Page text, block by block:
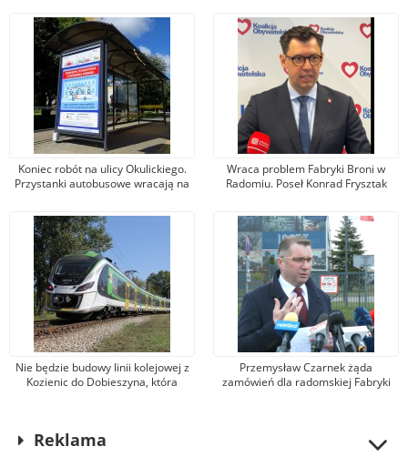
Koniec robót na ulicy Okulickiego.
Przystanki autobusowe wracają na
Wraca problem Fabryki Broni w
Radomiu. Poseł Konrad Frysztak
Przemysława Czarnka (PiS)
Nie będzie budowy linii kolejowej z
Kozienic do Dobieszyna, która
Przemysław Czarnek żąda
zamówień dla radomskiej Fabryki
Reklama